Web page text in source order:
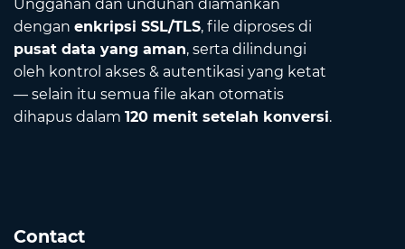
Unggahan dan unduhan diamankan
dengan enkripsi SSL/TLS, file diproses di
pusat data yang aman, serta dilindungi
oleh kontrol akses & autentikasi yang ketat
— selain itu semua file akan otomatis
dihapus dalam 120 menit setelah konversi.
Contact